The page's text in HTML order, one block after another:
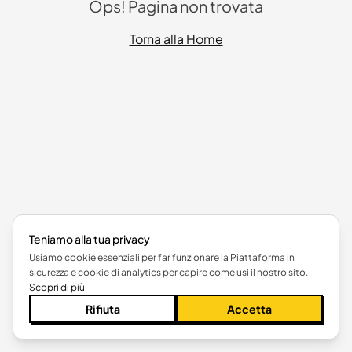
Ops! Pagina non trovata
Torna alla Home
Teniamo alla tua privacy
Usiamo cookie essenziali per far funzionare la Piattaforma in
sicurezza e cookie di analytics per capire come usi il nostro sito.
Scopri di più
Rifiuta Accetta